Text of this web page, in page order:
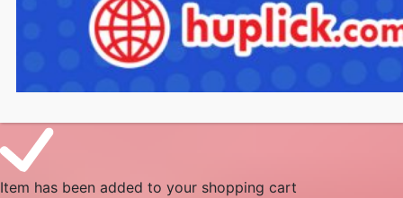
Item has been added to your shopping cart